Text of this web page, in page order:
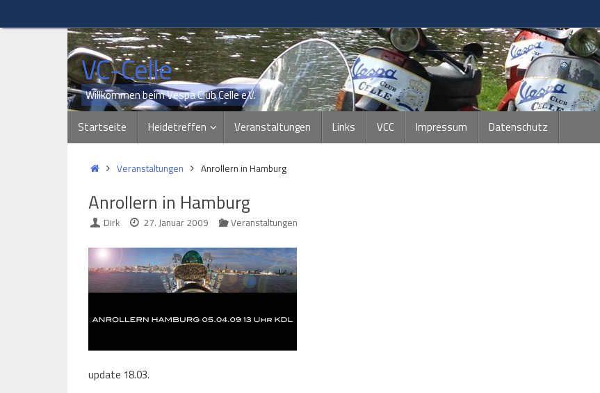
Inhalt
VC-Celle
Willkommen beim Vespa Club Celle e.V.
Inhalt
springen
Startseite Heidetreffen Veranstaltungen Links VCC Impressum Datenschutz
StartVeranstaltungen Anrollern in Hamburg
Anrollern in Hamburg
Dirk 27. Januar 2009 Veranstaltungen
update 18.03.